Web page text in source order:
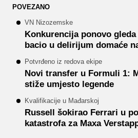
POVEZANO
VN Nizozemske
Konkurencija ponovo
bacio u delirijum domaće
Potvrđeno iz redova ekipe
Novi transfer u Formuli 1:
stiže umjesto legende
Kvalifikacije u Mađarskoj
Russell šokirao Ferrari u
katastrofa za Maxa